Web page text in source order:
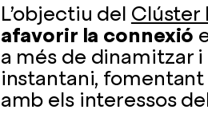
L’objectiu del Clúster
afavorir la connexió
a més de dinamitzar
instantani,
amb els interessos